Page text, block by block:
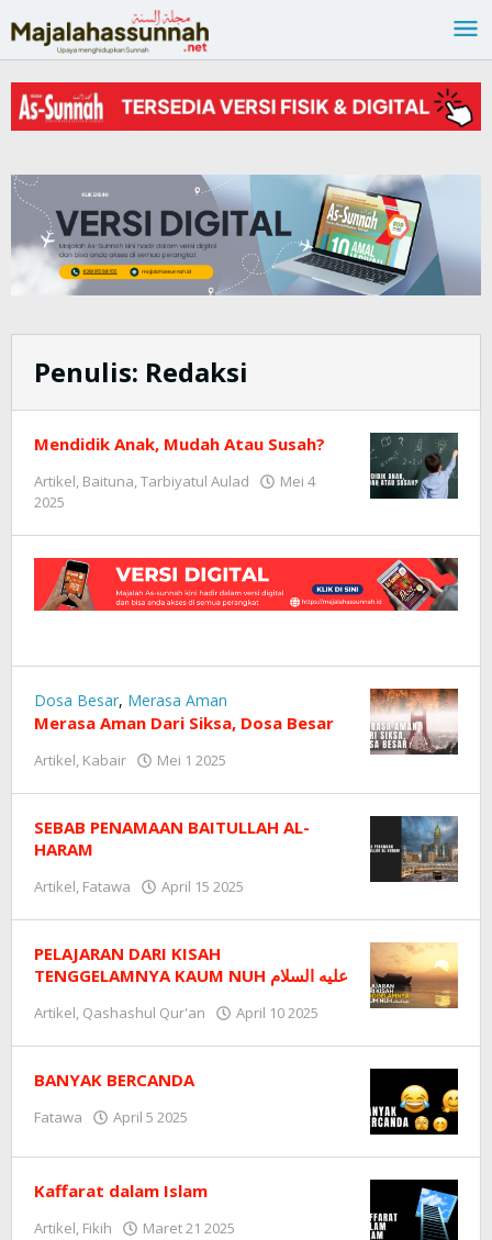
ke
konten
Penulis: Redaksi
Mendidik Anak, Mudah Atau Susah?
Artikel, Baituna,Tarbiyatul Aulad
Mei 4
2025
Dosa Besar, Merasa Aman
Merasa Aman Dari Siksa, Dosa Besar
Artikel, Kabair Mei 1 2025
SEBAB PENAMAAN BAITULLAH AL-
HARAM
Artikel, Fatawa April 15 2025
PELAJARAN DARI KISAH
TENGGELAMNYA KAUM NUH عليه السلام
Artikel, Qashashul Qur'an April 10 2025
BANYAK BERCANDA
Fatawa April 5 2025
Kaffarat dalam Islam
Artikel, Fikih Maret 21 2025